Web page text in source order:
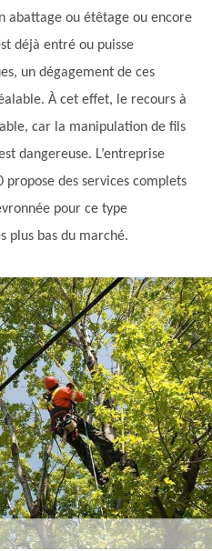
abattage ou étêtage ou encore
déjà entré ou puisse
un dégagement de ces
À cet effet, le recours à
car la manipulation de fils
dangereuse. L’entreprise
propose des services complets
pour ce type
plus bas du marché.